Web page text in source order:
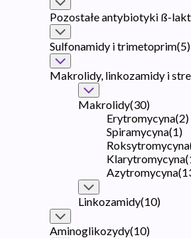
Pozostałe antybiotyki ß-
Sulfonamidy i trimetoprim(5)
Makrolidy, linkozamidy i
Makrolidy(30)
Erytromycyna(2)
Spiramycyna(1)
Roksytromycyna
Klarytromycyna(
Azytromycyna(
Linkozamidy(10)
Aminoglikozydy(10)